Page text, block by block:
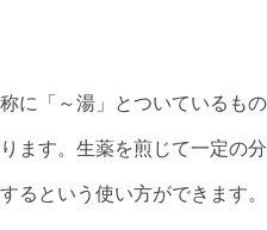
に「～湯」とついているも
ます。生薬を煎じて一定の
るという使い方ができます。